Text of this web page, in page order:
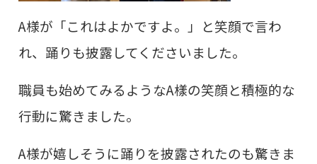
A様が「これはよかですよ。」と笑顔で言わ
れ、踊りも披露してくださいました。
職員も始めてみるようなA樣の笑顔と積極的な
行動に驚きました。
A様が嬉しそうに踊りを披露されたのも驚きま